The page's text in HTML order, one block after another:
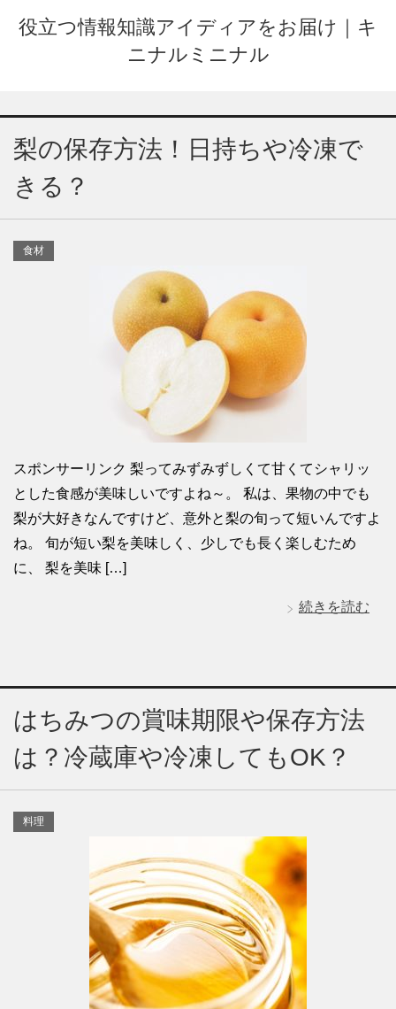
役立つ情報知識アイディアをお届け｜キ
ニナルミニナル
梨の保存方法！日持ちや冷凍で
きる？
食材
スポンサーリンク 梨ってみずみずしくて甘くてシャリッ
とした食感が美味しいですよね～。 私は、果物の中でも
梨が大好きなんですけど、意外と梨の旬って短いんですよ
ね。 旬が短い梨を美味しく、少しでも長く楽しむため
に、 梨を美味 […]
続きを読む
はちみつの賞味期限や保存方法
は？冷蔵庫や冷凍してもOK？
料理